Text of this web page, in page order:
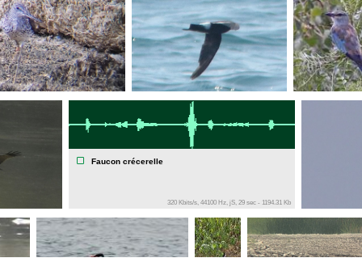
Faucon crécerelle
320 Kbits/s, 44100 Hz, jS, 29 sec - 1194.31 Kb